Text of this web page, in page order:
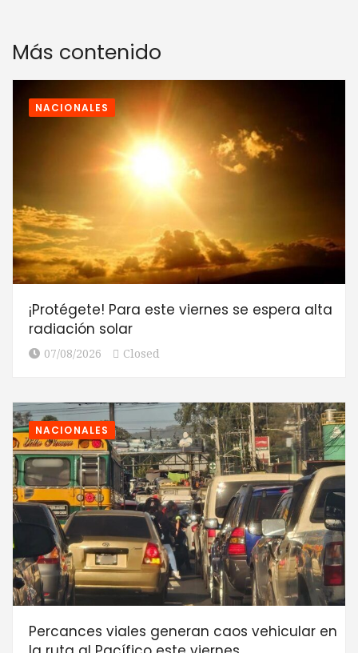
Más contenido
NACIONALES
¡Protégete! Para este viernes se espera alta
radiación solar
07/08/2026 Closed
NACIONALES
Percances viales generan caos vehicular en